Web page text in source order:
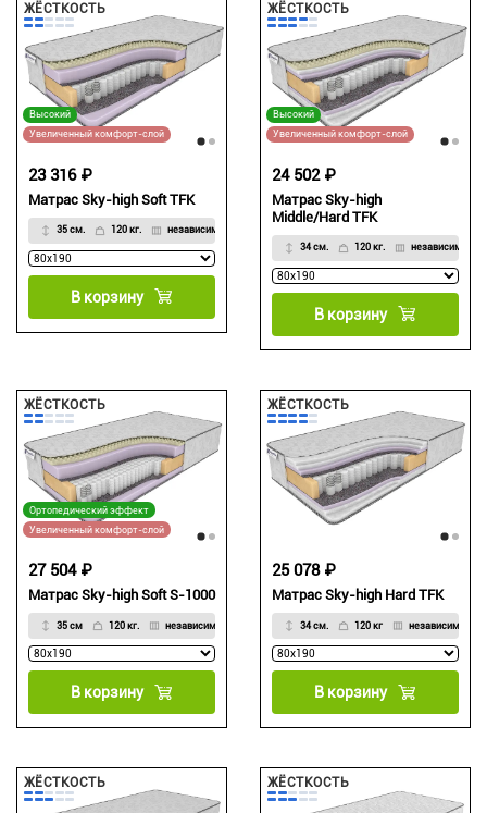
ЖЁСТКОСТЬ
Высокий
Увеличенный комфорт-слой
Матрас Sky-high Soft TFK
35 см. 120 кг. независимый
23 316 ₽
В корзину
ЖЁСТКОСТЬ
Высокий
Увеличенный комфорт-слой
Матрас Sky-high
Middle/Hard TFK
34 см. 120 кг. независимый
24 502 ₽
В корзину
ЖЁСТКОСТЬ
Ортопедический эффект
Увеличенный комфорт-слой
Матрас Sky-high Soft S-1000
35 см 120 кг. независимый
27 504 ₽
В корзину
ЖЁСТКОСТЬ
Матрас Sky-high Hard TFK
34 см. 120 кг независимый
25 078 ₽
В корзину
ЖЁСТКОСТЬ ЖЁСТКОСТЬ